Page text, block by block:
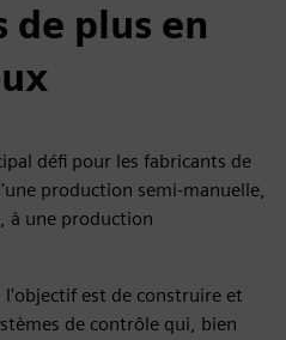
de plus en
défi pour les fabricants de
production semi-manuelle,
à une production
est de construire et
de contrôle qui, bien